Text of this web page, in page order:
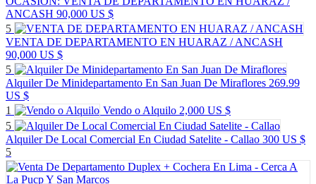
ANCASH 90,000 US $
5
VENTA DE DEPARTAMENTO EN HUARAZ / ANCASH
90,000 US $
5
Alquiler De Minidepartamento En San Juan De Miraflores 269.99
US $
1
Vendo o Alquilo 2,000 US $
5
Alquiler De Local Comercial En Ciudad Satelite - Callao 300 US $
5